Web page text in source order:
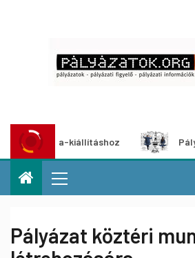
kiállításhoz Pályázat a
Pályázat köztéri